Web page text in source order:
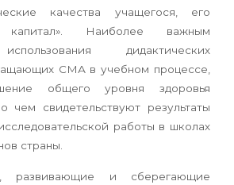
качества учащегося, его
капитал». Наиболее важным
дидактических
СМА в учебном процессе,
общего уровня здоровья
чем свидетельствуют результаты
работы в школах
страны.
развивающие и сберегающие